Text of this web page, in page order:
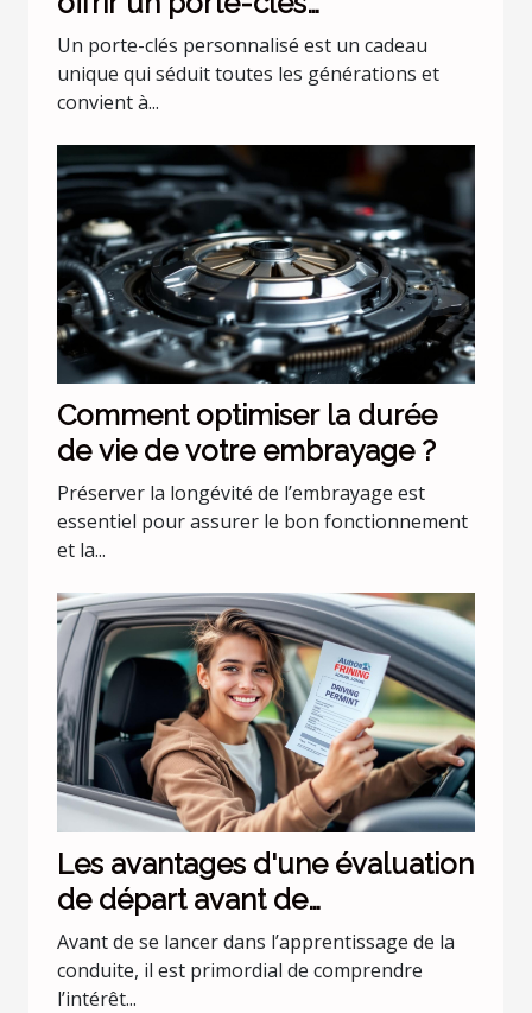
personnalisé
Un porte-clés personnalisé est un cadeau
unique qui séduit toutes les générations et
convient à...
Comment optimiser la durée
de vie de votre embrayage ?
Préserver la longévité de l’embrayage est
essentiel pour assurer le bon fonctionnement
et la...
Les avantages d'une évaluation
de départ avant de
commencer les leçons de
conduite
Avant de se lancer dans l’apprentissage de la
conduite, il est primordial de comprendre
l’intérêt...